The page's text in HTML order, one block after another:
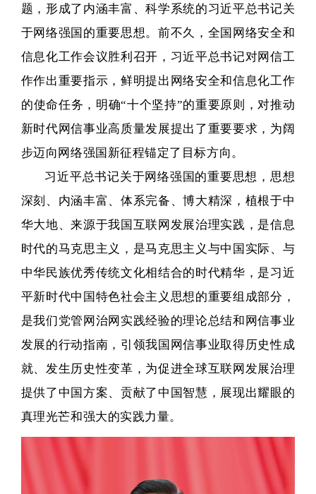
题，形成了内涵丰富、科学系统的习近平总书记关
于网络强国的重要思想。前不久，全国网络安全和
信息化工作会议胜利召开，习近平总书记对网信工
作作出重要指示，鲜明提出网络安全和信息化工作
的使命任务，明确“十个坚持”的重要原则，对推动
新时代网信事业高质量发展提出了重要要求，为阔
步迈向网络强国新征程锚定了目标方向。
习近平总书记关于网络强国的重要思想，思想
深刻、内涵丰富、体系完备、博大精深，植根于中
华大地、来源于我国互联网发展治理实践，是信息
时代的马克思主义，是马克思主义与中国实际、与
中华民族优秀传统文化相结合的时代精华，是习近
平新时代中国特色社会主义思想的重要组成部分，
是我们党管网治网实践经验的理论总结和网信事业
发展的行动指南，引领我国网信事业取得历史性成
就、发生历史性变革，为促进全球互联网发展治理
提供了中国方案、贡献了中国智慧，展现出耀眼的
真理光芒和强大的实践力量。